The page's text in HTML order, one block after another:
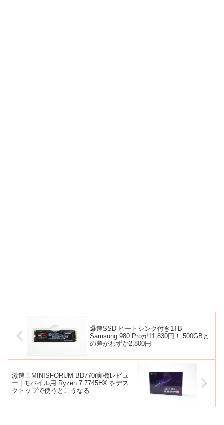
爆速SSD ヒートシンク付き1TB
Samsung 980 Proが11,830円！ 500GBと
の差がわずか2,800円
激速！MINISFORUM BD770i実機レビュ
ー | モバイル用 Ryzen 7 7745HX をデス
クトップで使うとこうなる